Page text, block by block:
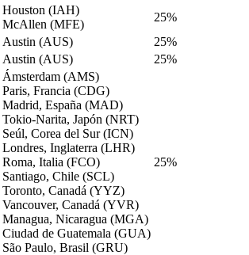
Houston (IAH)
McAllen (MFE)
25%
Austin (AUS)
25%
Austin (AUS) 25%
Ámsterdam (AMS)
Paris, Francia (CDG)
Madrid, España (MAD)
Tokio-Narita, Japón (NRT)
Seúl, Corea del Sur (ICN)
Londres, Inglaterra (LHR)
Roma, Italia (FCO)
Santiago, Chile (SCL)
Toronto, Canadá (YYZ)
Vancouver, Canadá (YVR)
Managua, Nicaragua (MGA)
Ciudad de Guatemala (GUA)
São Paulo, Brasil (GRU)
25%